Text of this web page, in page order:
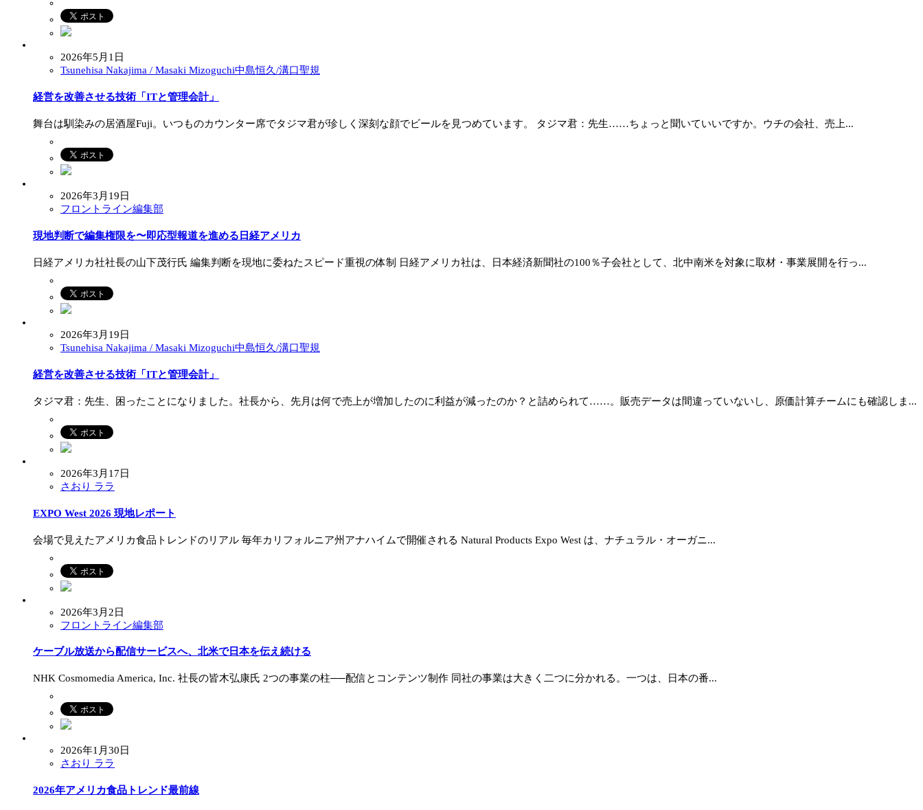
2026年5月1日
Tsunehisa Nakajima / Masaki Mizoguchi中島恒久/溝口聖規
経営を改善させる技術「ITと管理会計」
舞台は馴染みの居酒屋Fuji。いつものカウンター席でタジマ君が珍しく深刻な顔でビールを見つめています。 タジマ君：先生……ちょっと聞いていいですか。ウチの会社、売上...
2026年3月19日
フロントライン編集部
現地判断で編集権限を〜即応型報道を進める日経アメリカ
日経アメリカ社社長の山下茂行氏 編集判断を現地に委ねたスピード重視の体制 日経アメリカ社は、日本経済新聞社の100％子会社として、北中南米を対象に取材・事業展開を行っ...
2026年3月19日
Tsunehisa Nakajima / Masaki Mizoguchi中島恒久/溝口聖規
経営を改善させる技術「ITと管理会計」
タジマ君：先生、困ったことになりました。社長から、先月は何で売上が増加したのに利益が減ったのか？と詰められて……。販売データは間違っていないし、原価計算チームにも確認しま...
2026年3月17日
さおり ララ
EXPO West 2026 現地レポート
会場で見えたアメリカ食品トレンドのリアル 毎年カリフォルニア州アナハイムで開催される Natural Products Expo West は、ナチュラル・オーガニ...
2026年3月2日
フロントライン編集部
ケーブル放送から配信サービスへ、北米で日本を伝え続ける
NHK Cosmomedia America, Inc. 社長の皆木弘康氏 2つの事業の柱──配信とコンテンツ制作 同社の事業は大きく二つに分かれる。一つは、日本の番...
2026年1月30日
さおり ララ
2026年アメリカ食品トレンド最前線